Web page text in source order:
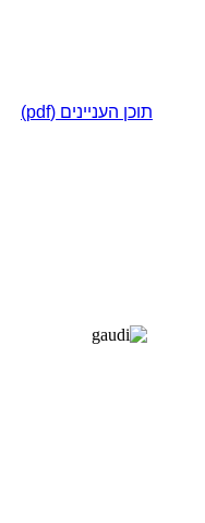
תוכן העניינים (pdf)